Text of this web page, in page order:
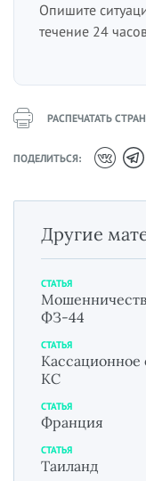
Опишите
течение 24
РАСПЕЧАТАТЬ
ПОДЕЛИТЬСЯ:
Другие
СТАТЬЯ
ФЗ-44
СТАТЬЯ
КС
СТАТЬЯ
Франция
СТАТЬЯ
Таиланд